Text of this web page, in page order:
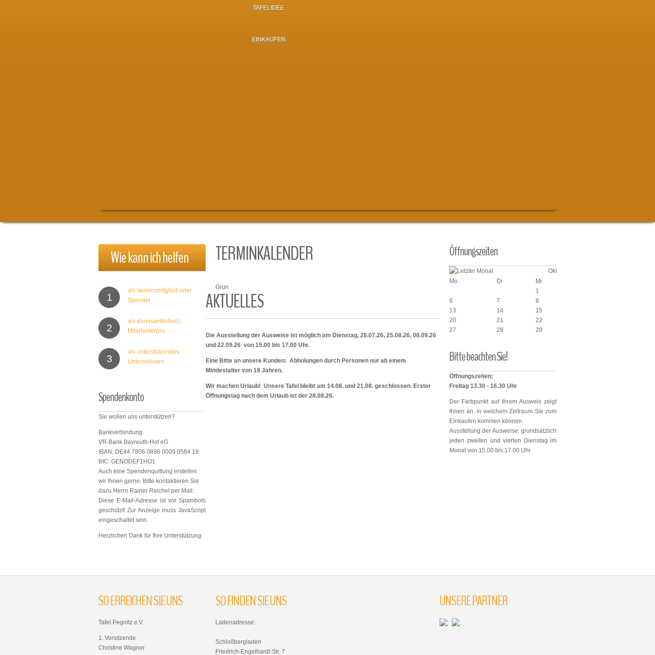
TAFELIDEE
EINKAUFEN
Wiekannichhelfen
1
als Vereinsmitglied oder
Spender
2
als ehrenamtliche(r)
Mitarbeiter(in)
3
als unterstützendes
Unternehmen
Spendenkonto
Sie wollen uns unterstützen?
Bankverbindung:
VR-Bank Bayreuth-Hof eG
IBAN: DE44 7806 0896 0009 0584 19
BIC: GENODEF1HO1
Auch eine Spendenquittung erstellen
wir Ihnen gerne. Bitte kontaktieren Sie
dazu Herrn Rainer Reichel per Mail:
Diese E-Mail-Adresse ist vor Spambots
geschützt! Zur Anzeige muss JavaScript
eingeschaltet sein.
Herzlichen Dank für Ihre Unterstützung.
TERMINKALENDER
Grün
AKTUELLES
Die Ausstellung der Ausweise ist möglich am Dienstag, 28.07.26, 25.08.26, 08.09.26
und 22.09.26 von 15.00 bis 17.00 Uhr.
Eine Bitte an unsere Kunden: Abholungen durch Personen nur ab einem
Mindestalter von 18 Jahren.
Wir machen Urlaub! Unsere Tafel bleibt am 14.08. und 21.08. geschlossen. Erster
Öffnungstag nach dem Urlaub ist der 28.08.26.
Öffnungszeiten
Oktober 2025
Mo
Di Mi
1
6
7 8
13
14 15
20
21 22
27
28 29
BittebeachtenSie!
Öffnungszeiten:
Freitag 13.30 - 16.30 Uhr
Der Farbpunkt auf Ihrem Ausweis zeigt
Ihnen an. in welchem Zeitraum Sie zum
Einkaufen kommen können.
Ausstellung der Ausweise: grundsätzlich
jeden zweiten und vierten Dienstag im
Monat von 15.00 bis 17.00 Uhr
SOERREICHENSIEUNS
Tafel Pegnitz e.V.
1. Vorsitzende
Christine Wagner
SOFINDENSIEUNS
Ladenadresse:
Schloßbergladen
Friedrich-Engelhardt-Str. 7
UNSERE PARTNER